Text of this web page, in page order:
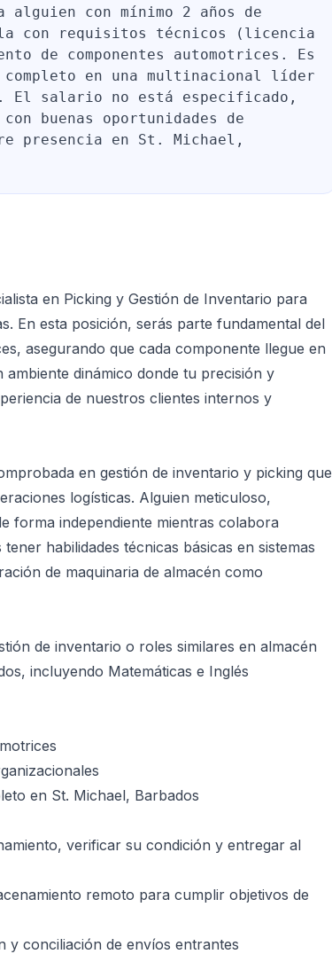
alguien con mínimo 2 años de
con requisitos técnicos (licencia
de componentes automotrices. Es
completo en una multinacional líder
El salario no está especificado,
buenas oportunidades de
presencia en St. Michael,
en Picking y Gestión de Inventario para
En esta posición, serás parte fundamental del
asegurando que cada componente llegue en
dinámico donde tu precisión y
de nuestros clientes internos y
en gestión de inventario y picking que
logísticas. Alguien meticuloso,
forma independiente mientras colabora
habilidades técnicas básicas en sistemas
de maquinaria de almacén como
de inventario o roles similares en almacén
incluyendo Matemáticas e Inglés
en St. Michael, Barbados
verificar su condición y entregar al
remoto para cumplir objetivos de
y conciliación de envíos entrantes